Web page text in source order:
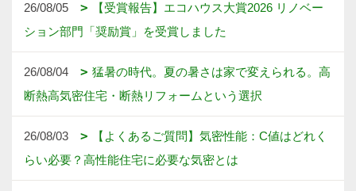
26/08/05
【受賞報告】エコハウス大賞2026 リノベー
ション部門「奨励賞」を受賞しました
26/08/04
猛暑の時代。夏の暑さは家で変えられる。高
断熱高気密住宅・断熱リフォームという選択
26/08/03
【よくあるご質問】気密性能：C値はどれく
らい必要？高性能住宅に必要な気密とは